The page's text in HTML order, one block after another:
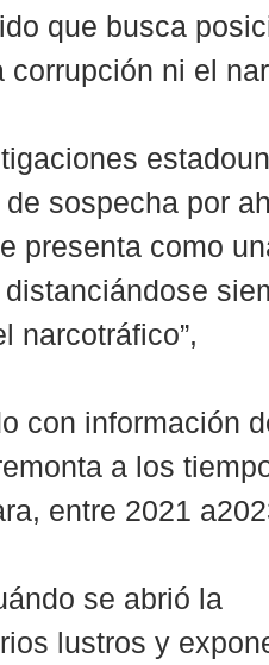
que busca
ni el
sospecha por
presenta como
narcotráfico”,
con información
a los
entre 2021
se abrió la
lustros y